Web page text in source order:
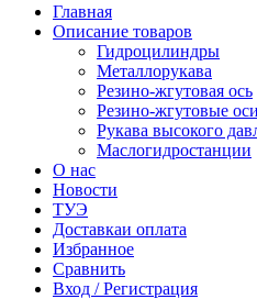
Главная
Описание товаров
Гидроцилиндры
Металлорукава
Резино-жгутовая ось
Резино-жгутовые оси
Рукава высокого
Маслогидростанции
О нас
Новости
ТУЭ
Доставкаи оплата
Избранное
Сравнить
Вход / Регистрация